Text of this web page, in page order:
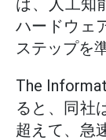
は、人工知
ハードウェ
ステップを
The
ると、同社
超えて、急